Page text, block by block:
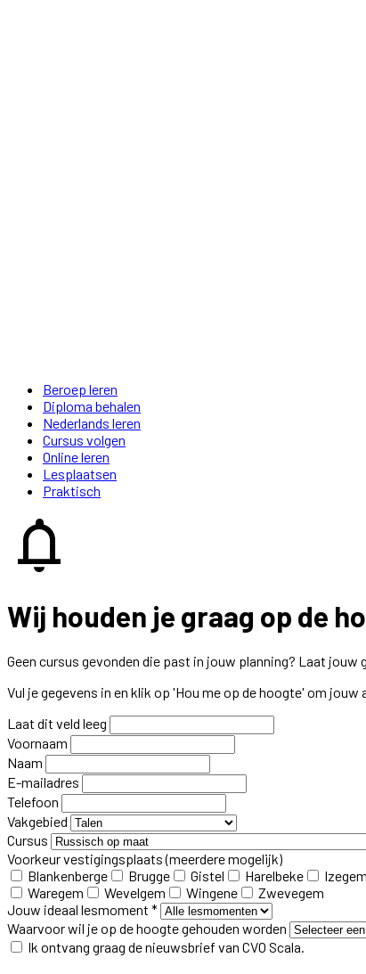
Beroep leren
Diploma behalen
Nederlands leren
Cursus volgen
Online leren
Lesplaatsen
Praktisch
notifications
Wij houden je graag op de
Geen cursus gevonden die past in jouw planning? Laat
Vul je gegevens in en klik op 'Hou me op de hoogte' om jouw
Laat dit veld leeg
Voornaam
Naam
E-mailadres
Telefoon
Vakgebied
Cursus
Voorkeur vestigingsplaats(meerdere mogelijk)
Blankenberge
Brugge Gistel Harelbeke Izegem
Waregem
Wevelgem Wingene
Zwevegem
Jouw ideaal lesmoment *
Waarvoor wil je op de hoogte gehouden worden
Ik ontvang graag de nieuwsbrief van CVO Scala.